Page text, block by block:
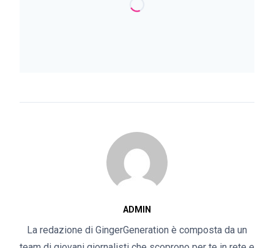
ADMIN
La redazione di GingerGeneration è composta da un